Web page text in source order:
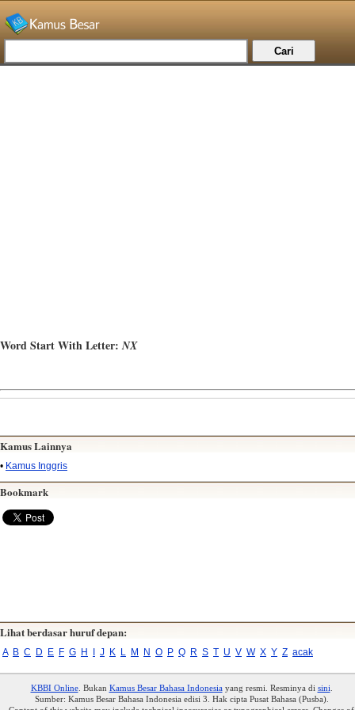
Word Start With Letter:NX
Kamus Lainnya
• Kamus Inggris
Bookmark
Lihat berdasar huruf depan:
A B C D E F G H J K L M N O P Q R S T U V W X Y Z acak
KBBI Online. Bukan Kamus Besar Bahasa Indonesiayang resmi. Resminya di sini.
Sumber: Kamus Besar Bahasa Indonesia edisi 3. Hak cipta Pusat Bahasa (Pusba).